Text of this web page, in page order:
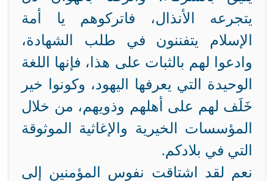
يتجرعه الأنذال، فاتركوهم يا أمة
الإسلام يتفننون في طلب الشهادة،
وادعوا لهم بالثبات على هذا، فإنها اللغة
الوحيدة التي يعرفها اليهود، وكونوا خير
خَلَف لهم على أهلهم وذويهم، من خلال
المؤسسات الخيرية والإغاثية الموثوقة
التي في بلادكم.
نعم لقد اشتاقت نفوس المؤمنين إلى